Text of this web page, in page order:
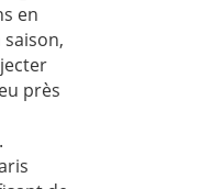
en
près